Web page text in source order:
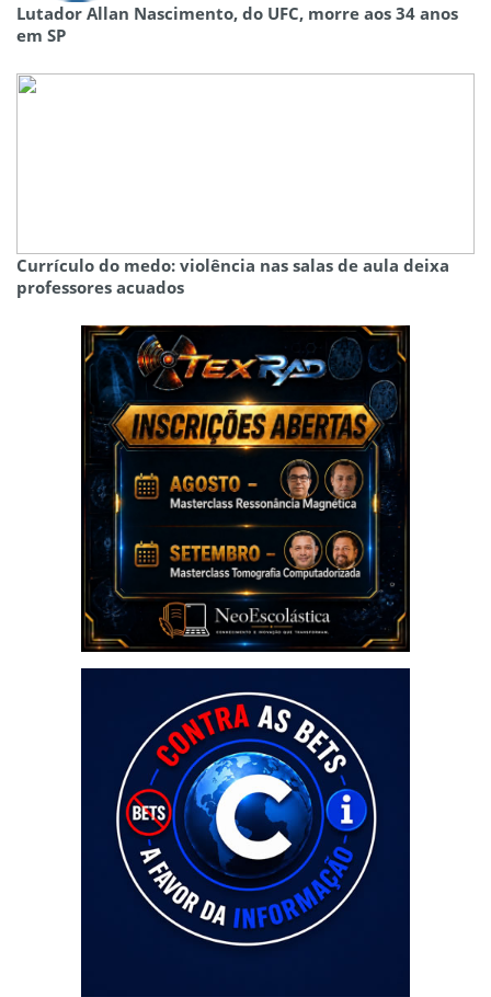
Lutador Allan Nascimento, do UFC, morre aos 34 anos
em SP
Currículo do medo: violência nas salas de aula deixa
professores acuados